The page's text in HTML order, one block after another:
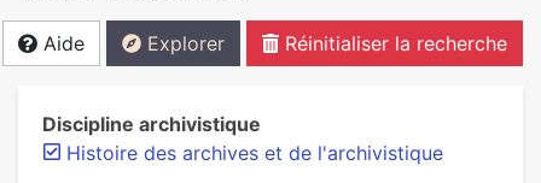
Aide Explorer Réinitialiser la recherche
Discipline archivistique
Histoire des archives et de l'archivistique